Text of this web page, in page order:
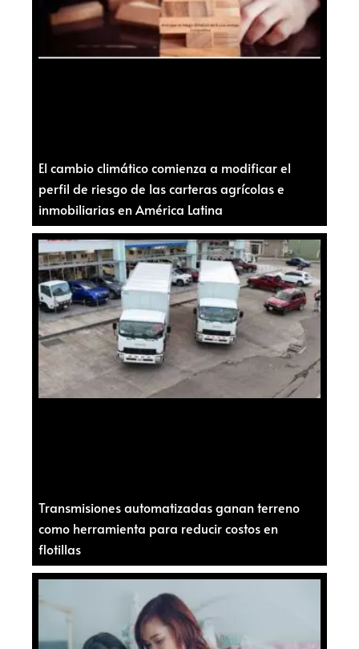
El cambio climático comienza a modificar el
perfil de riesgo de las carteras agrícolas e
inmobiliarias en América Latina
Transmisiones automatizadas ganan terreno
como herramienta para reducir costos en
flotillas